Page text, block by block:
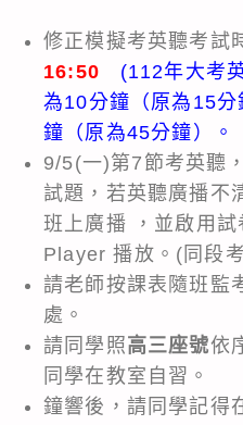
修正模擬考英聽考試
16:50
(112年大考
為10分鐘（原為15
鐘（原為45分鐘）。
9/5(一)第7節考英聽
試題，若英聽廣播不
班上廣播 ，並啟用
Player 播放。(同段
請老師按課表隨班監
處。
請同學照高三座號依
同學在教室自習。
鐘響後，請同學記得